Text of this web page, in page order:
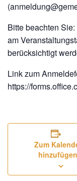
(
Bitte beachten
am
berücksichtigt
Link zum
https://
Zum
hinzufügen